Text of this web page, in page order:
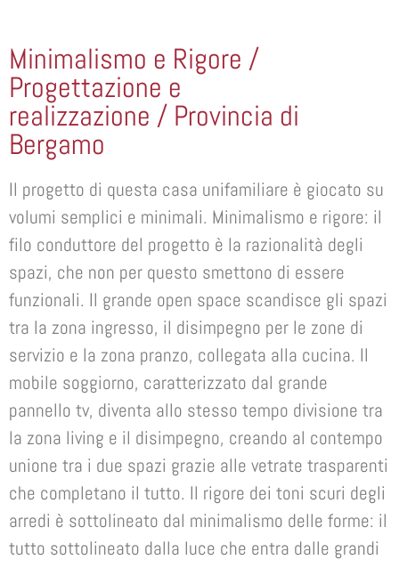
Minimalismo e Rigore /
Progettazione e
realizzazione / Provincia di
Bergamo
Il progetto di questa casa unifamiliare è giocato su
volumi semplici e minimali. Minimalismo e rigore: il
filo conduttore del progetto è la razionalità degli
spazi, che non per questo smettono di essere
funzionali. Il grande open space scandisce gli spazi
tra la zona ingresso, il disimpegno per le zone di
servizio e la zona pranzo, collegata alla cucina. Il
mobile soggiorno, caratterizzato dal grande
pannello tv, diventa allo stesso tempo divisione tra
la zona living e il disimpegno, creando al contempo
unione tra i due spazi grazie alle vetrate trasparenti
che completano il tutto. Il rigore dei toni scuri degli
arredi è sottolineato dal minimalismo delle forme: il
tutto sottolineato dalla luce che entra dalle grandi